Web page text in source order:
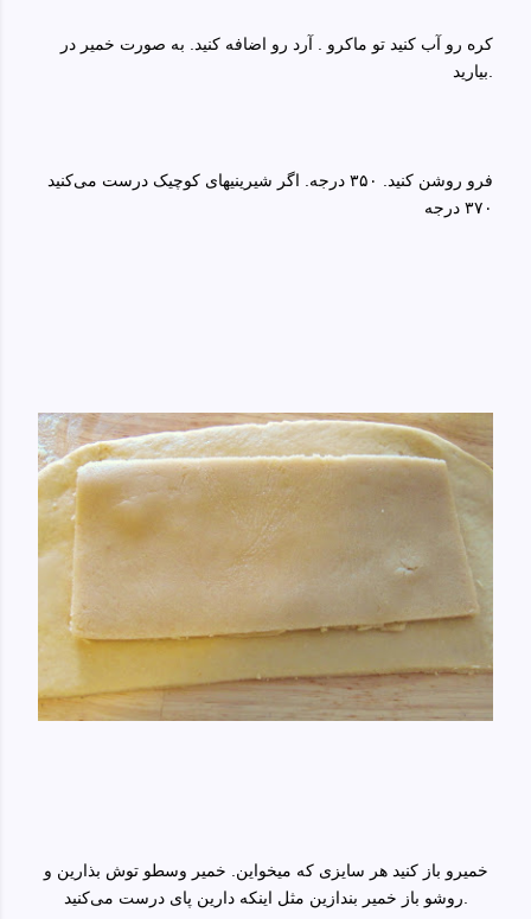
کره رو آب کنید تو ماکرو . آرد رو اضافه کنید. به صورت خمیر در
فرو روشن کنید. ۳۵۰ درجه. اگر شیرینیهای کوچیک درست می‌کنید
۳۷۰ درجه
خمیرو باز کنید هر سایزی که میخواین. خمیر وسطو توش بذارین و
روشو باز خمیر بندازین مثل اینکه دارین پای درست می‌کنید.